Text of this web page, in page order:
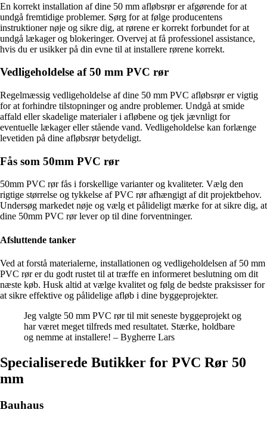
En korrekt installation af dine 50 mm afløbsrør er afgørende for at
undgå fremtidige problemer. Sørg for at følge producentens
instruktioner nøje og sikre dig, at rørene er korrekt forbundet for at
undgå lækager og blokeringer. Overvej at få professionel assistance,
hvis du er usikker på din evne til at installere rørene korrekt.
Vedligeholdelse af 50 mm PVC rør
Regelmæssig vedligeholdelse af dine 50 mm PVC afløbsrør er vigtig
for at forhindre tilstopninger og andre problemer. Undgå at smide
affald eller skadelige materialer i afløbene og tjek jævnligt for
eventuelle lækager eller stående vand. Vedligeholdelse kan forlænge
levetiden på dine afløbsrør betydeligt.
Fås som 50mm PVC rør
50mm PVC rør fås i forskellige varianter og kvaliteter. Vælg den
rigtige størrelse og tykkelse af PVC rør afhængigt af dit projektbehov.
Undersøg markedet nøje og vælg et pålideligt mærke for at sikre dig, at
dine 50mm PVC rør lever op til dine forventninger.
Afsluttende tanker
Ved at forstå materialerne, installationen og vedligeholdelsen af 50 mm
PVC rør er du godt rustet til at træffe en informeret beslutning om dit
næste køb. Husk altid at vælge kvalitet og følg de bedste praksisser for
at sikre effektive og pålidelige afløb i dine byggeprojekter.
Jeg valgte 50 mm PVC rør til mit seneste byggeprojekt og
har været meget tilfreds med resultatet. Stærke, holdbare
og nemme at installere! – Bygherre Lars
Specialiserede Butikker for PVC Rør 50
mm
Bauhaus